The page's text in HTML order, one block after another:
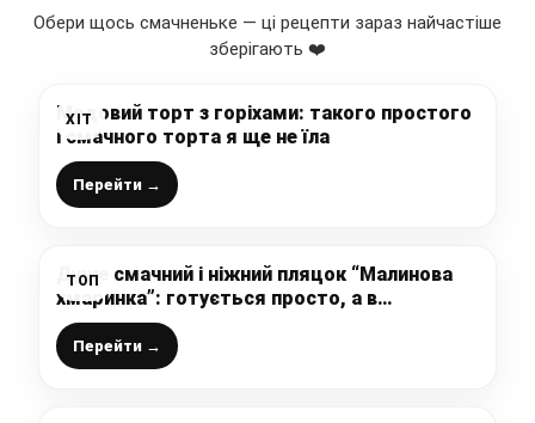
Обери щось смачненьке — ці рецепти зараз найчастіше
зберігають ❤️
ХІТ
Медовий торт з горіхами: такого простого
і смачного торта я ще не їла
Перейти →
ТОП
Дуже смачний і ніжний пляцок “Малинова
хмаринка”: готується просто, а в
результаті шикарна випічка на вашому
святковому столі
Перейти →